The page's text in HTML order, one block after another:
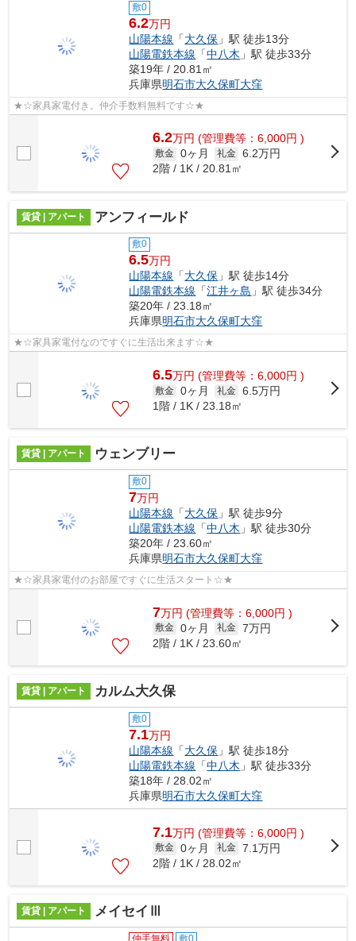
敷0
6.2万円
山陽本線 「大久保 」駅 徒歩13分
山陽電鉄本線 「中八木 」駅 徒歩33分
築19年 / 20.81㎡
兵庫県明石市大久保町大窪
★☆家具家電付き。仲介手数料無料です☆★
6.2万円 (管理費等：6,000円 )
敷金 0ヶ月 礼金 6.2万円
2階 / 1K / 20.81㎡
賃貸 | アパート アンフィールド
敷0
6.5万円
山陽本線 「大久保 」駅 徒歩14分
山陽電鉄本線 「江井ヶ島 」駅 徒歩34分
築20年 / 23.18㎡
兵庫県明石市大久保町大窪
★☆家具家電付なのですぐに生活出来ます☆★
6.5万円 (管理費等：6,000円 )
敷金 0ヶ月 礼金 6.5万円
1階 / 1K / 23.18㎡
賃貸 | アパート ウェンブリー
敷0
7万円
山陽本線 「大久保 」駅 徒歩9分
山陽電鉄本線 「中八木 」駅 徒歩30分
築20年 / 23.60㎡
兵庫県明石市大久保町大窪
★☆家具家電付のお部屋ですぐに生活スタート☆★
7万円 (管理費等：6,000円 )
敷金 0ヶ月 礼金 7万円
2階 / 1K / 23.60㎡
賃貸 | アパート カルム大久保
敷0
7.1万円
山陽本線 「大久保 」駅 徒歩18分
山陽電鉄本線 「中八木 」駅 徒歩33分
築18年 / 28.02㎡
兵庫県明石市大久保町大窪
7.1万円 (管理費等：6,000円 )
敷金 0ヶ月 礼金 7.1万円
2階 / 1K / 28.02㎡
賃貸 | アパート メイセイⅢ
仲手無料 敷0